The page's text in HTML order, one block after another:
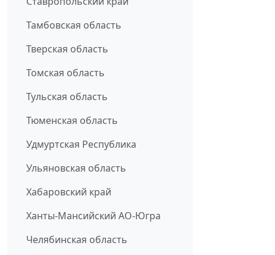
Тамбовская область
Тверская область
Томская область
Тульская область
Тюменская область
Удмуртская Республика
Ульяновская область
Хабаровский край
Ханты-Мансийский АО-Югра
Челябинская область